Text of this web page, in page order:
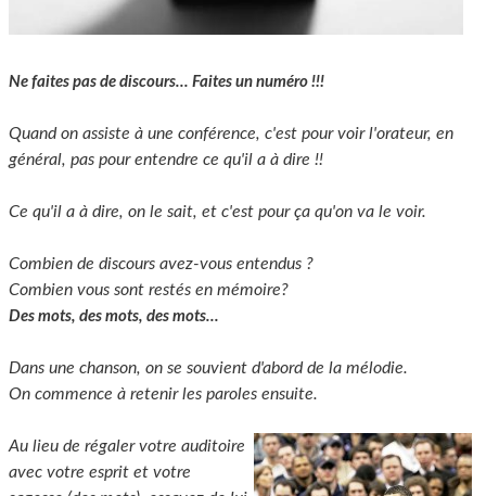
Ne faites pas de discours... Faites un numéro !!!
Quand on assiste à une conférence, c'est pour voir l'orateur, en
général, pas pour entendre ce qu'il a à dire !!
Ce qu'il a à dire, on le sait, et c'est pour ça qu'on va le voir.
Combien de discours avez-vous entendus ?
Combien vous sont restés en mémoire?
Des mots, des mots, des mots...
Dans une chanson, on se souvient d'abord de la mélodie.
On commence à retenir les paroles ensuite.
Au lieu de régaler votre auditoire
avec votre esprit et votre